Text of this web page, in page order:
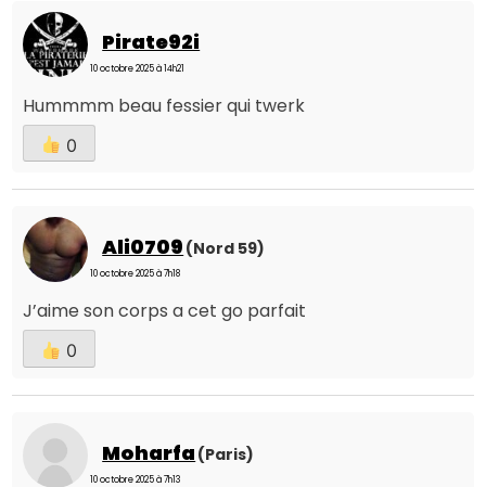
Pirate92i
10 octobre 2025 à 14h21
Hummmm beau fessier qui twerk
0
Ali0709 (Nord 59)
10 octobre 2025 à 7h18
J’aime son corps a cet go parfait
0
Moharfa (Paris)
10 octobre 2025 à 7h13